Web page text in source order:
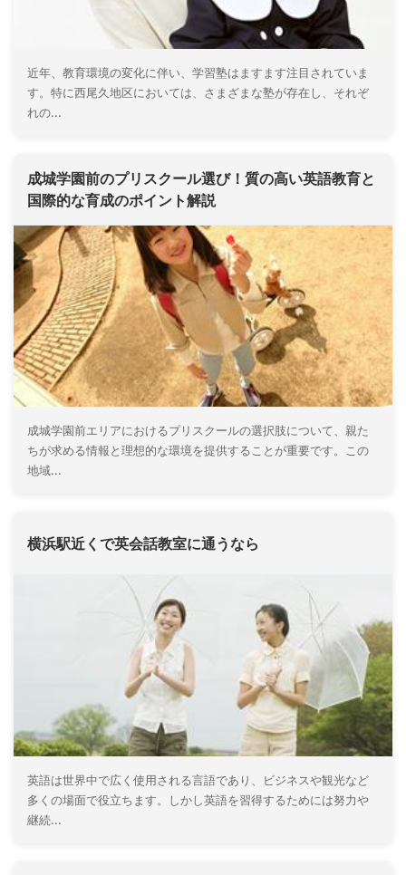
近年、教育環境の変化に伴い、学習塾はますます注目されていま
す。特に西尾久地区においては、さまざまな塾が存在し、それぞ
れの...
成城学園前のプリスクール選び！質の高い英語教育と
国際的な育成のポイント解説
成城学園前エリアにおけるプリスクールの選択肢について、親た
ちが求める情報と理想的な環境を提供することが重要です。この
地域...
横浜駅近くで英会話教室に通うなら
英語は世界中で広く使用される言語であり、ビジネスや観光など
多くの場面で役立ちます。しかし英語を習得するためには努力や
継続...